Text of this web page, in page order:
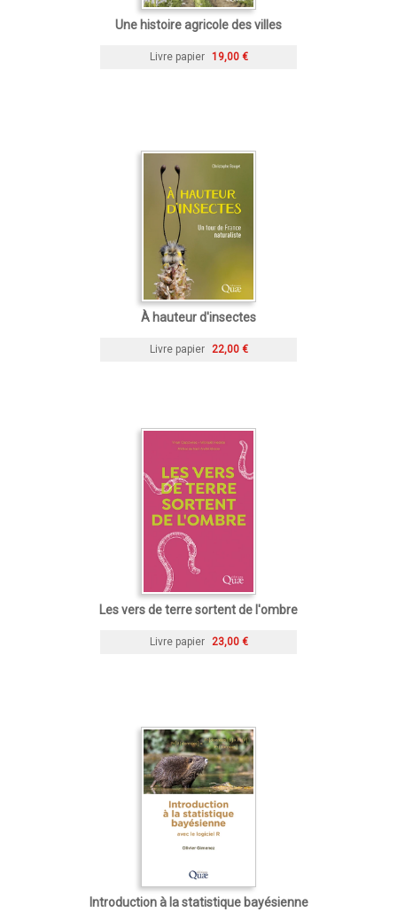
Une histoire agricole des villes
Livre papier 19,00 €
À hauteur d'insectes
Livre papier 22,00 €
Les vers de terre sortent de l'ombre
Livre papier 23,00 €
Introduction à la statistique bayésienne